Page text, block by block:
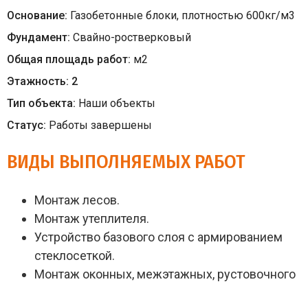
Основание: Газобетонные блоки, плотностью 600кг/м3
Фундамент: Свайно-ростверковый
Общая площадь работ: м2
Этажность: 2
Тип объекта: Наши объекты
Статус: Работы завершены
ВИДЫ ВЫПОЛНЯЕМЫХ РАБОТ
Монтаж лесов.
Монтаж утеплителя.
Устройство базового слоя с армированием
стеклосеткой.
Монтаж оконных, межэтажных, рустовочного